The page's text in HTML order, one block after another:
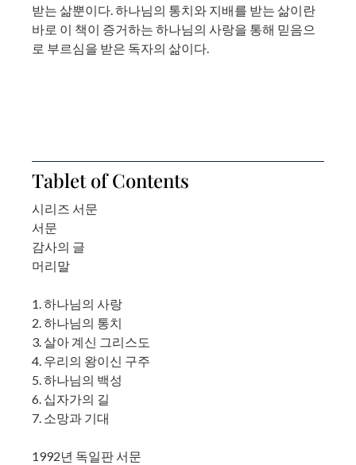
받는 삶뿐이다. 하나님의 통치와 지배를 받는 삶이란
바로 이 책이 증거하는 하나님의 사랑을 통해 믿음으
로 부르심을 받은 독자의 삶이다.
Tablet of Contents
시리즈 서문
서문
감사의 글
머리말
1. 하나님의 사랑
2. 하나님의 통치
3. 살아 계신 그리스도
4. 우리의 왕이신 구주
5. 하나님의 백성
6. 십자가의 길
7. 소망과 기대
1992년 독일판 서문